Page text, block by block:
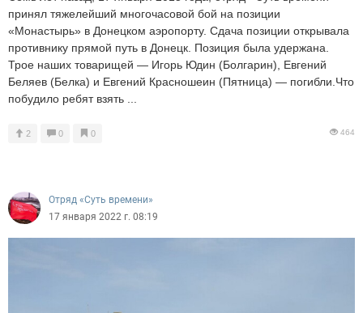
принял тяжелейший многочасовой бой на позиции
«Монастырь» в Донецком аэропорту. Сдача позиции открывала
противнику прямой путь в Донецк. Позиция была удержана.
Трое наших товарищей — Игорь Юдин (Болгарин), Евгений
Беляев (Белка) и Евгений Красношеин (Пятница) — погибли.Что
побудило ребят взять ...
2 0 0 464
Отряд «Суть времени»
17 января 2022 г. 08:19